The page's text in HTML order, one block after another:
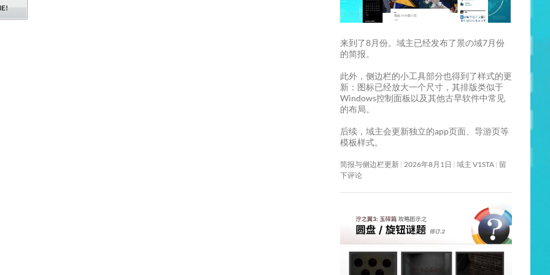
来到了8月份。域主已经发布了景の域7月份
的简报。
此外，侧边栏的小工具部分也得到了样式的更
新：图标已经放大一个尺寸，其排版类似于
Windows控制面板以及其他古早软件中常见
的布局。
后续，域主会更新独立的app页面、导游页等
模板样式。
简报与侧边栏更新 2026年8月1日 域主 V1STA 留
下评论